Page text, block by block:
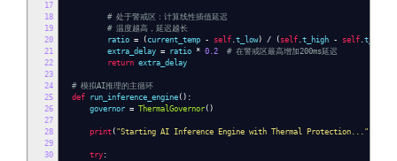
17
18
19
20
21
22
23
24
25
26
27
28
29
30
# 处于警戒区：计算线性插值延迟
# 温度越高，延迟越长
ratio = ( current_temp - self .t_low) / ( self .t_high - self .t_low
extra_delay = ratio * 0.2
# 在警戒区最高增加200ms延迟
return extra_delay
# 模拟AI推理的主循环
def run_inference_engine ():
governor = ThermalGovernor ()
print ( "Starting AI Inference Engine with Thermal Protection..."
try :